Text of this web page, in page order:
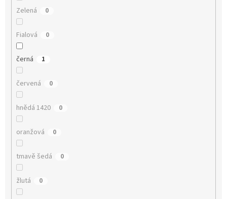
Zelená 0
Fialová 0
černá 1
červená 0
hnědá 1420 0
oranžová 0
tmavě šedá 0
žlutá 0